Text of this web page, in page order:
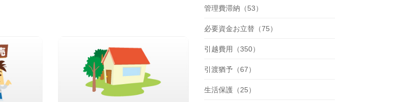
管理費滞納（53）
必要資金お立替（75）
引越費用（350）
引渡猶予（67）
生活保護（25）